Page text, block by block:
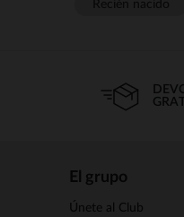
El grupo
Únete al Club